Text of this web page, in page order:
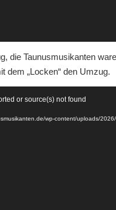
die Taunusmusikanten
dem „Locken“ den Umzug.
or source(s) not found
wp-content/uploads/